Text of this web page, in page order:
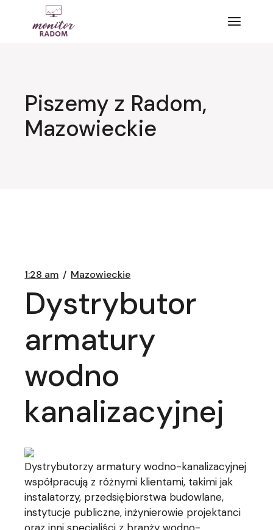
Piszemy z Radom,
Mazowieckie
1:28 am Mazowieckie
Dystrybutor
armatury
wodno
kanalizacyjnej
Dystrybutorzy armatury wodno-kanalizacyjnej
współpracują z różnymi klientami, takimi jak
instalatorzy, przedsiębiorstwa budowlane,
instytucje publiczne, inżynierowie projektanci